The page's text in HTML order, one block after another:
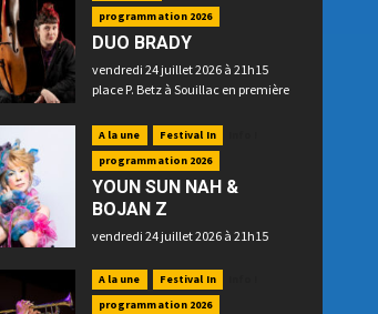
jeudi 23 juillet 2026 à 21h15 place
P. Betz à Souillac
programmation 2026
DUO BRADY
vendredi 24 juillet 2026 à 21h15
place P. Betz à Souillac en première
A la une Festival In
programmation 2026
YOUN SUN NAH &
BOJAN Z
vendredi 24 juillet 2026 à 21h15
deuxième partie
A la une Festival In
programmation 2026